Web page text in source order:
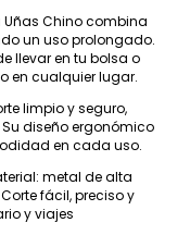
Uñas Chino combina
un uso prolongado.
llevar en tu bolsa o
en cualquier lugar.
limpio y seguro,
diseño ergonómico
en cada uso.
metal de alta
fácil, preciso y
y viajes